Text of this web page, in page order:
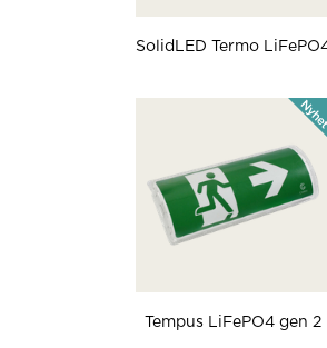
SolidLED Termo
Tempus LiFePO4 gen 2